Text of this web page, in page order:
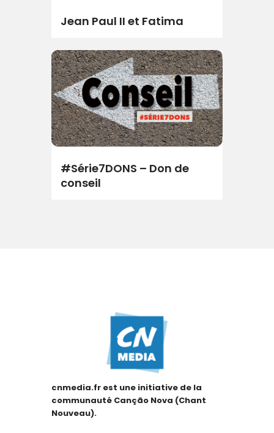
Jean Paul II et Fatima
#Série7DONS – Don de
conseil
cnmedia.fr est une initiative de la
communauté Canção Nova (Chant
Nouveau).